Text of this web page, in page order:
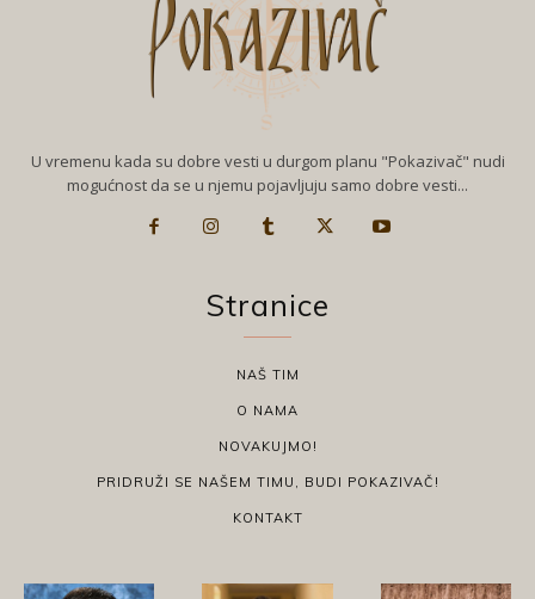
U vremenu kada su dobre vesti u durgom planu "Pokazivač" nudi
mogućnost da se u njemu pojavljuju samo dobre vesti...
Stranice
NAŠ TIM
O NAMA
NOVAKUJMO!
PRIDRUŽI SE NAŠEM TIMU, BUDI POKAZIVAČ!
KONTAKT